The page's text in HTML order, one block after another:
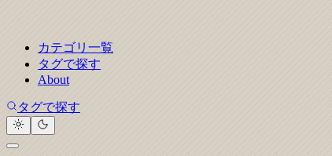
カテゴリ一覧
タグで探す
About
タグで探す